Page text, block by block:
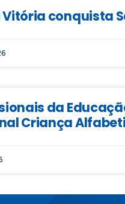
conquista
da
Criança